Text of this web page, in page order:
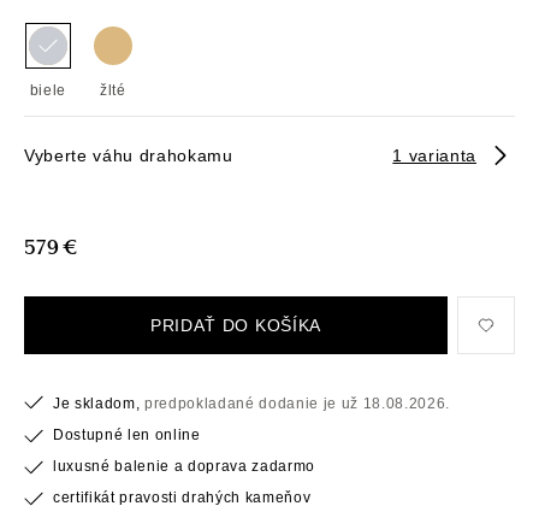
biele žlté
Vyberte váhu drahokamu 1 varianta
579 €
PRIDAŤ DO KOŠÍKA
Je skladom, predpokladané dodanie je už 18.08.2026.
Dostupné len online
luxusné balenie a doprava zadarmo
certifikát pravosti drahých kameňov